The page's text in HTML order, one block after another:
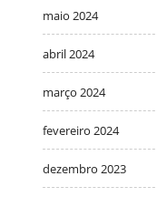
maio 2024
abril 2024
março 2024
fevereiro 2024
dezembro 2023